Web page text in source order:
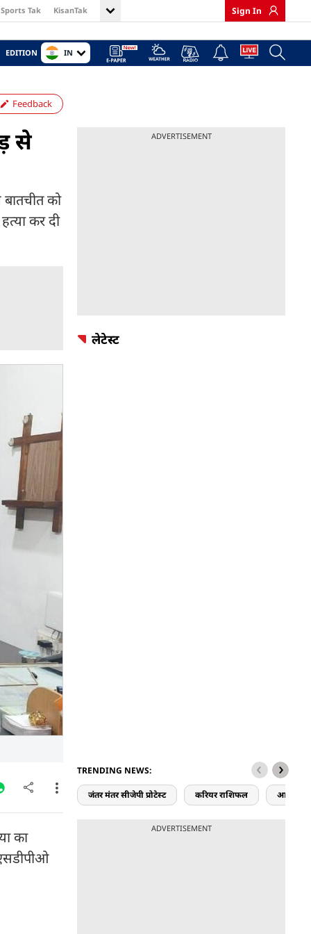
Sports Tak KisanTak Sign In
EDITION IN
Feedback
से
को
कर दी
का
ADVERTISEMENT
लेटेस्ट
TRENDING NEWS:
जंतर मंतर सीजेपी प्रोटेस्ट करियर राशिफल आज का
ADVERTISEMENT